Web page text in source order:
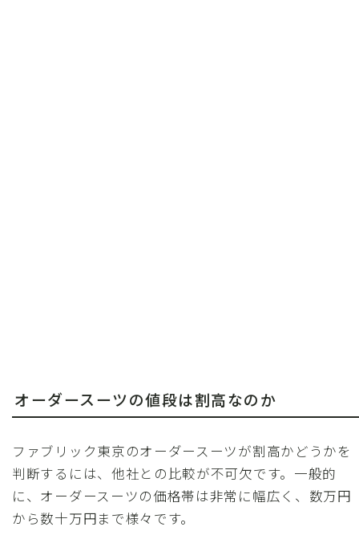
オーダースーツの値段は割高なのか
ファブリック東京のオーダースーツが割高かどうかを
判断するには、他社との比較が不可欠です。一般的
に、オーダースーツの価格帯は非常に幅広く、数万円
から数十万円まで様々です。